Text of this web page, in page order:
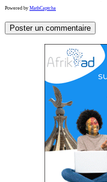
Powered by MathCaptcha